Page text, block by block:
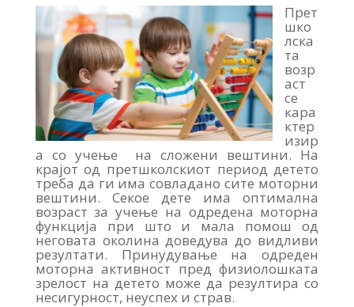
Прет
шко
лска
та
возр
аст
се
кара
ктер
изир
а со учење на сложени вештини. На
крајот од претшколскиот период детето
треба да ги има совладано сите моторни
вештини. Секое дете има оптимална
возраст за учење на одредена моторна
функција при што и мала помош од
неговата околина доведува до видливи
резултати. Принудување на одреден
моторна активност пред физиолошката
зрелост на детето може да резултира со
несигурност, неуспех и страв.